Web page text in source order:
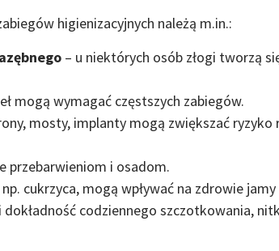
higienizacyjnych należą m.in.:
– u niektórych osób złogi tworzą
mogą wymagać częstszych zabiegów.
mosty, implanty mogą zwiększać ryzyko
przebarwieniom i osadom.
cukrzyca, mogą wpływać na zdrowie
dokładność codziennego szczotkowania,